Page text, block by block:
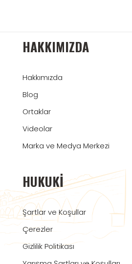
HAKKIMIZDA
Hakkımızda
Blog
Ortaklar
Videolar
Marka ve Medya Merkezi
HUKUKI
Şartlar ve Koşullar
Çerezler
Gizlilik Politikası